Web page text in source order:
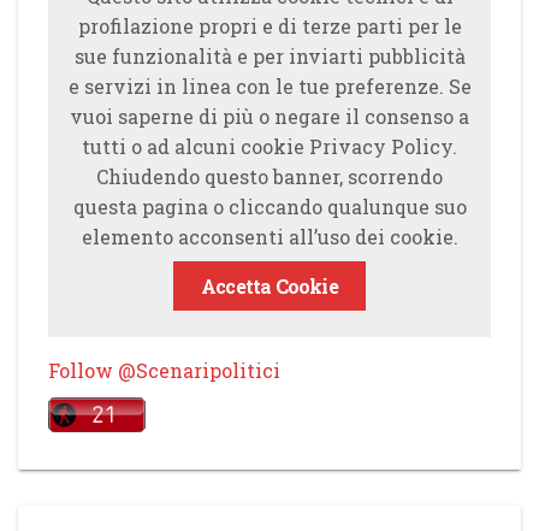
profilazione propri e di terze parti per le
sue funzionalità e per inviarti pubblicità
e servizi in linea con le tue preferenze. Se
vuoi saperne di più o negare il consenso a
tutti o ad alcuni cookie Privacy Policy.
Chiudendo questo banner, scorrendo
questa pagina o cliccando qualunque suo
elemento acconsenti all’uso dei cookie.
Accetta Cookie
Follow @Scenaripolitici